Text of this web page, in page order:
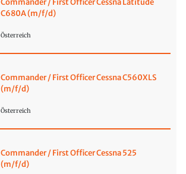
C680A (m/f/d)
Österreich
Commander / First Officer Cessna C560XLS
(m/f/d)
Österreich
Commander / First Officer Cessna 525
(m/f/d)